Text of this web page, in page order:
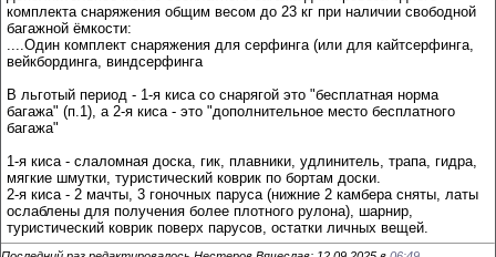
комплекта снаряжения общим весом до 23 кг при наличии свободной
багажной ёмкости:
....Один комплект снаряжения для серфинга (или для кайтсерфинга,
вейкбординга, виндсерфинга
В льготый период - 1-я киса со снарягой это "бесплатная норма
багажа" (п.1), а 2-я киса - это "дополнительное место бесплатного
багажа"
1-я киса - слаломная доска, гик, плавники, удлинитель, трапа, гидра,
мягкие шмутки, туристический коврик по бортам доски.
2-я киса - 2 мачты, 3 гоночных паруса (нижние 2 камбера сняты, латы
ослаблены для получения более плотного рулона), шарнир,
туристический коврик поверх парусов, остатки личных вещей.